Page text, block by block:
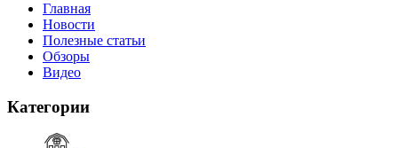
Главная
Новости
Полезные статьи
Обзоры
Видео
Категории